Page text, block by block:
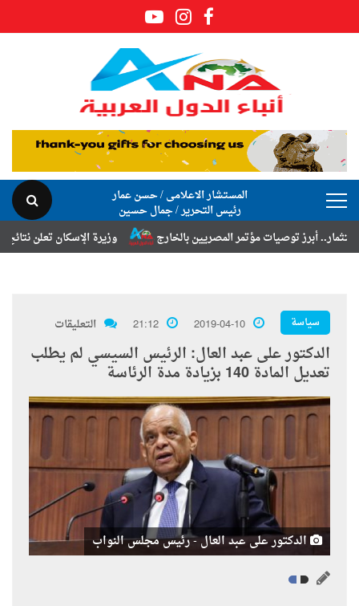
المستشار الاعلامى / حسن عمار
رئيس التحرير / جمال حسين
وزيرة الإسكان تعلن نتائج قرعة
توصيات مؤتمر المصريين بالخارج
سياسة 2019-04-10
21:12 التعليقات
الدكتور على عبد العال: الرئيس السيسي لم يطلب
تعديل المادة 140 بزيادة مدة الرئاسة
الدكتور على عبد العال - رئيس مجلس النواب